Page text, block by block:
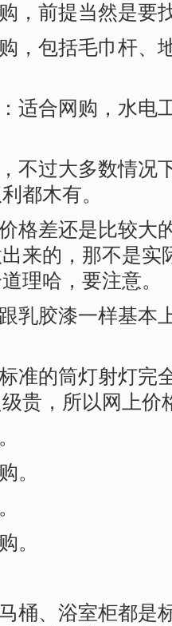
，前提当然是要
，包括毛巾杆、
适合网购，水电
不过大多数情况
都木有。
格差还是比较大
来的，那不是实
理哈，要注意。
乳胶漆一样基本
准的筒灯射灯完
贵，所以网上价
。
。
桶、浴室柜都是